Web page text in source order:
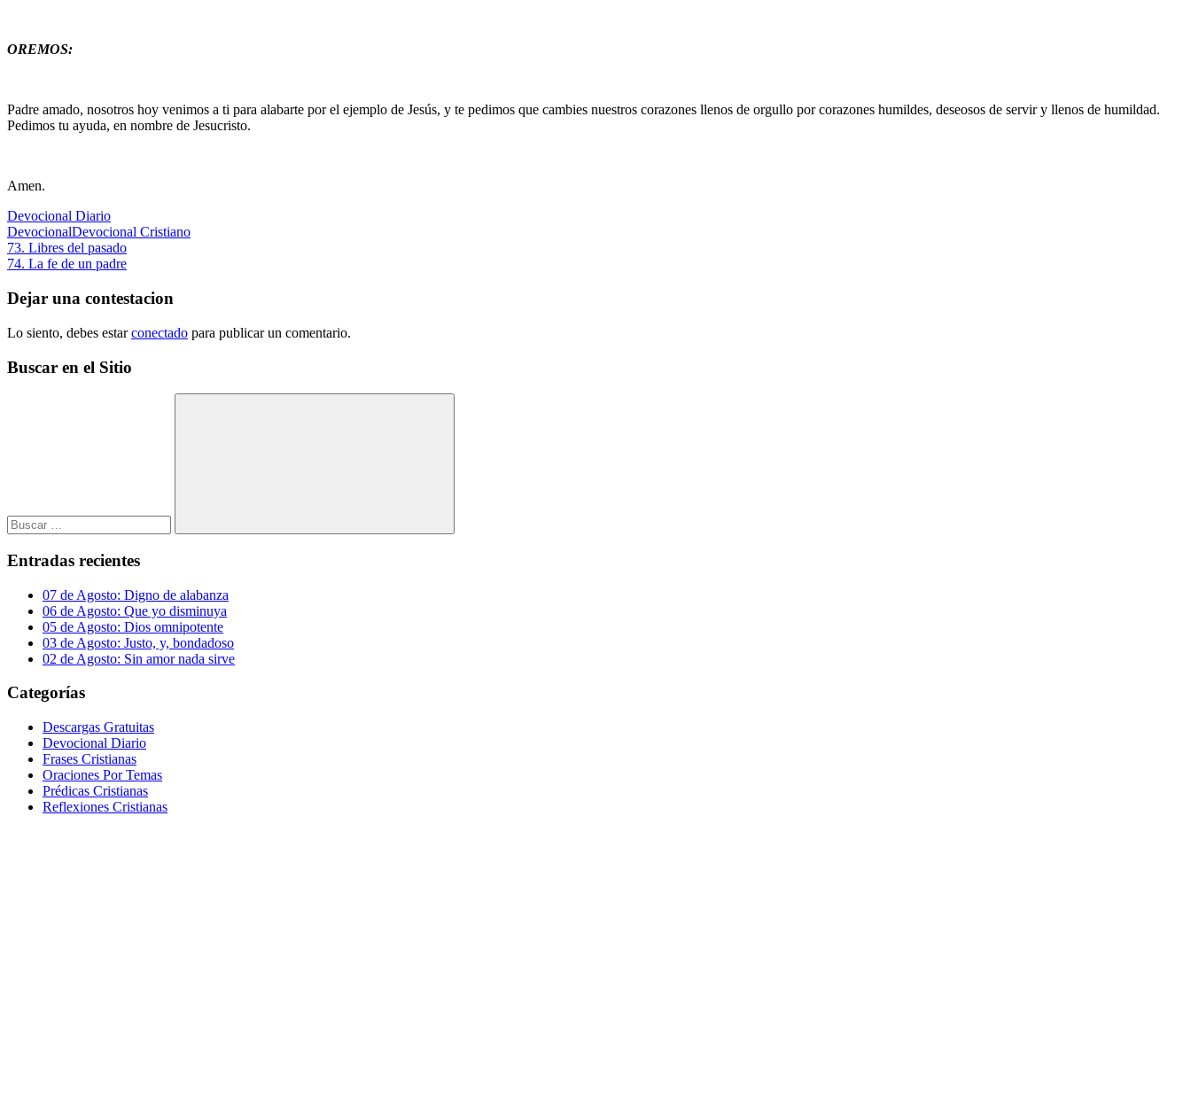
OREMOS:
Padre amado, nosotros hoy venimos a ti para alabarte por el ejemplo de Jesús, y te pedimos que cambies nuestros corazones llenos de orgullo por corazones humildes, deseosos de servir y llenos de humildad.
Pedimos tu ayuda, en nombre de Jesucristo.
Amen.
Devocional Diario
DevocionalDevocional Cristiano
Navegación
de
entradas
Entrada
anterior:
73. Libres del pasado
Siguiente
74. La fe de un padre
Dejar una contestacion
Lo siento, debes estarconectado para publicar un comentario.
Buscar en el Sitio
Buscar
Entradas recientes
07 de Agosto: Digno de alabanza
06 de Agosto: Que yo disminuya
05 de Agosto: Dios omnipotente
03 de Agosto: Justo, y, bondadoso
02 de Agosto: Sin amor nada sirve
Categorías
Descargas Gratuitas
Devocional Diario
Frases Cristianas
Oraciones Por Temas
Prédicas Cristianas
Reflexiones Cristianas